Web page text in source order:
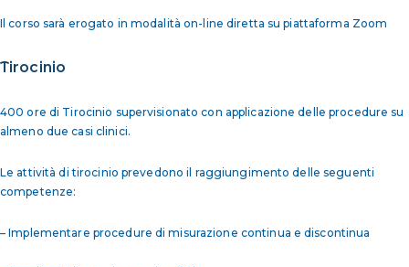
Il corso sarà erogato in modalità on-line diretta su piattaforma Zoom
Tirocinio
400 ore di Tirocinio supervisionato con applicazione delle procedure su
almeno due casi clinici.
Le attività di tirocinio prevedono il raggiungimento delle seguenti
competenze:
– Implementare procedure di misurazione continua e discontinua